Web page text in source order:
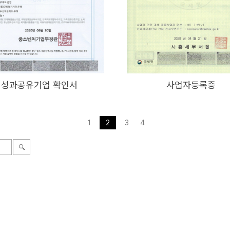
성과공유기업 확인서 사업자등록증
1 2 3 4